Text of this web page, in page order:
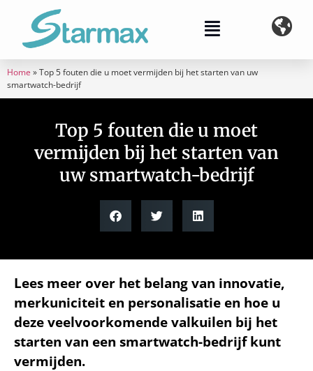
Home »Top 5 fouten die u moet vermijden bij het starten van uw
smartwatch-bedrijf
Top 5 fouten die u moet
vermijden bij het starten van
uw smartwatch-bedrijf
Lees meer over het belang van innovatie,
merkuniciteit en personalisatie en hoe u
deze veelvoorkomende valkuilen bij het
starten van een smartwatch-bedrijf kunt
vermijden.